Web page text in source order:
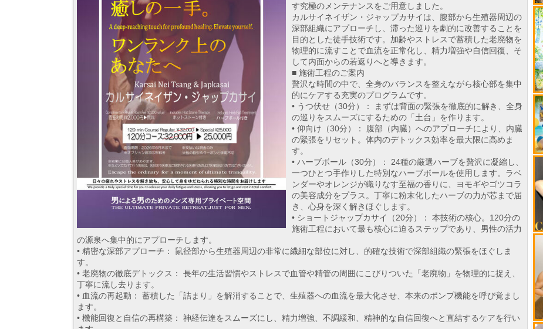
す究極のメンテナンスをご用意しました。
カルサイネイザン・ジャップカサイは、腹部から生殖器周辺の
深部組織にアプローチし、滞った巡りを劇的に改善することを
目的とした徒手技術です。加齢やストレスで蓄積した老廃物を
物理的に流すことで血流を正常化し、精力増強や自信回復、そ
して内面からの若返りへと導きます。
■ 施術工程のご案内
贅沢な時間の中で、全身のバランスを整えながら核心部を集中
的にケアする充実のプログラムです。
• うつ伏せ（30分）： まずは背面の緊張を徹底的に解き、全身
の巡りをスムーズにするための「土台」を作ります。
• 仰向け（30分）： 腹部（内臓）へのアプローチにより、内臓
の緊張をリセット。体内のデトックス効率を最大限に高めま
す。
• ハーブボール（30分）： 24種の厳選ハーブを贅沢に凝縮し、
一つひとつ手作りした特別なハーブボールを使用します。ラベ
ンダーやオレンジが織りなす至福の香りに、ヨモギやゴツコラ
の美容成分をプラス。丁寧に粉末化したハーブの力が芯まで届
き、心身を深く解きほぐします。
• ショートジャップカサイ（20分）： 本技術の核心。120分の
施術工程において最も核心に迫るステップであり、男性の活力
の源泉へ集中的にアプローチします。
• 精密な深部アプローチ： 鼠径部から生殖器周辺の非常に繊細な部位に対し、的確な技術で深部組織の緊張をほぐしま
す。
• 老廃物の徹底デトックス： 長年の生活習慣やストレスで血管や精管の周囲にこびりついた「老廃物」を物理的に捉え、
丁寧に流し去ります。
• 血流の再起動： 蓄積した「詰まり」を解消することで、生殖器への血流を最大化させ、本来のポンプ機能を呼び覚まし
ます。
• 機能回復と自信の再構築： 神経伝達をスムーズにし、精力増強、不調緩和、精神的な自信回復へと直結するケアを行い